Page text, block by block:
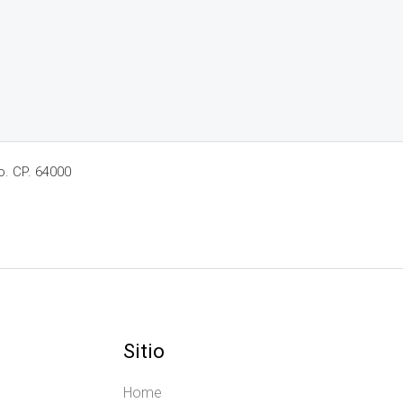
CP. 64000
Sitio
Home